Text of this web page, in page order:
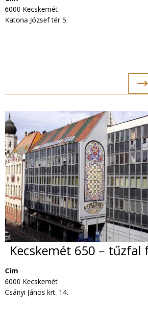
6000 Kecskemét
Katona József tér 5.
Kecskemét 650 – tűzfal
Cím
6000 Kecskemét
Csányi János krt. 14.